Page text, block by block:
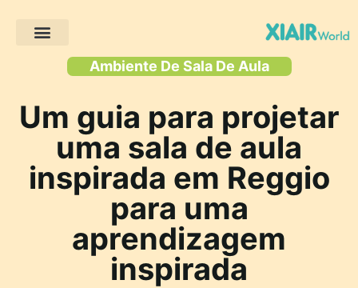
Ambiente De Sala De Aula
Um guia para projetar
uma sala de aula
inspirada em Reggio
para uma
aprendizagem
inspirada